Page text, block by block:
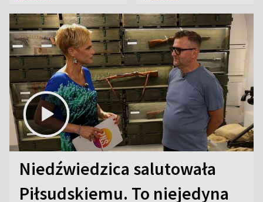
Niedźwiedzica salutowała
Piłsudskiemu. To niejedyna